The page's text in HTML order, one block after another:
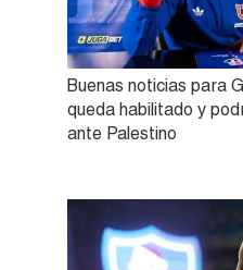
Buenas noticias para
queda habilitado y
ante Palestino